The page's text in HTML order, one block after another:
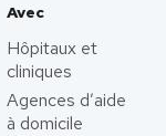
Avec
Hôpitaux et
cliniques
Agences d’aide
à domicile